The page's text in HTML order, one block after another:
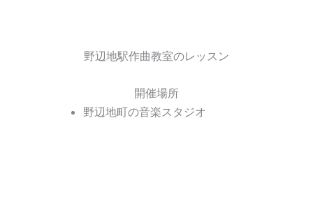
野辺地駅作曲教室のレッスン
開催場所
野辺地町の音楽スタジオ